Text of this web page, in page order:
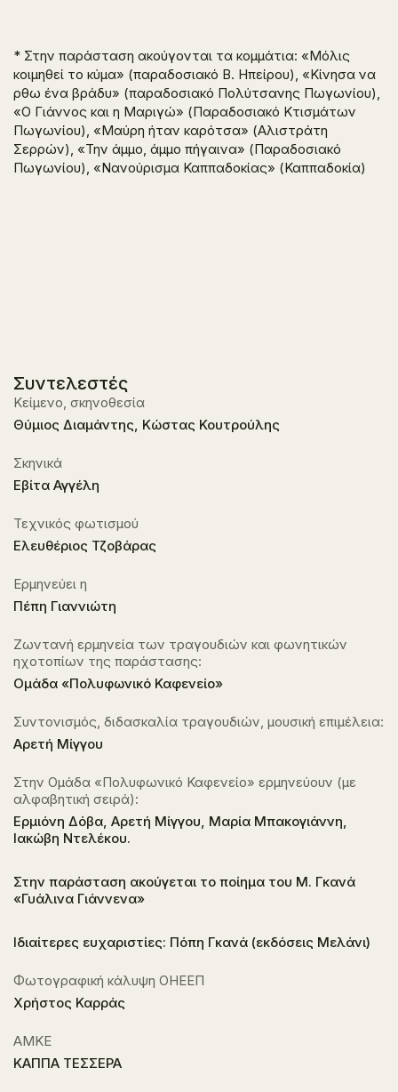
* Στην παράσταση ακούγονται τα κομμάτια: «Μόλις
κοιμηθεί το κύμα» (παραδοσιακό Β. Ηπείρου), «Κίνησα να
ρθω ένα βράδυ» (παραδοσιακό Πολύτσανης Πωγωνίου),
«Ο Γιάννος και η Μαριγώ» (Παραδοσιακό Κτισμάτων
Πωγωνίου), «Μαύρη ήταν καρότσα» (Αλιστράτη
Σερρών), «Την άμμο, άμμο πήγαινα» (Παραδοσιακό
Πωγωνίου), «Νανούρισμα Καππαδοκίας» (Καππαδοκία)
Συντελεστές
Κείμενο, σκηνοθεσία
Θύμιος Διαμάντης, Κώστας Κουτρούλης
Σκηνικά
Εβίτα Αγγέλη
Τεχνικός φωτισμού
Ελευθέριος Τζοβάρας
Ερμηνεύει η
Πέπη Γιαννιώτη
Ζωντανή ερμηνεία των τραγουδιών και φωνητικών
ηχοτοπίων της παράστασης:
Ομάδα «Πολυφωνικό Καφενείο»
Συντονισμός, διδασκαλία τραγουδιών, μουσική επιμέλεια:
Αρετή Μίγγου
Στην Ομάδα «Πολυφωνικό Καφενείο» ερμηνεύουν (με
αλφαβητική σειρά):
Ερμιόνη Δόβα, Αρετή Μίγγου, Μαρία Μπακογιάννη,
Ιακώβη Ντελέκου.
Στην παράσταση ακούγεται το ποίημα του Μ. Γκανά
«Γυάλινα Γιάννενα»
Ιδιαίτερες ευχαριστίες: Πόπη Γκανά (εκδόσεις Μελάνι)
Φωτογραφική κάλυψη ΟΗΕΕΠ
Χρήστος Καρράς
ΑΜΚΕ
ΚΑΠΠΑ ΤΕΣΣΕΡΑ